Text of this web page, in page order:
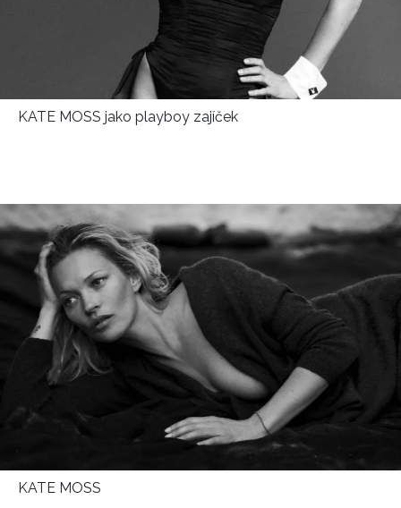
KATE MOSS jako playboy zajíček
KATE MOSS